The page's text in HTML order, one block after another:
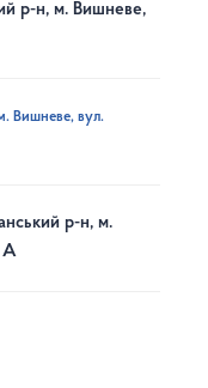
р-н, м. Вишневе,
Вишневе, вул.
р-н, м.
А